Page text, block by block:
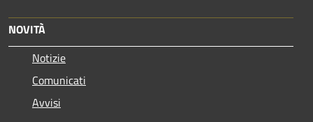
NOVITÀ
Notizie
Comunicati
Avvisi